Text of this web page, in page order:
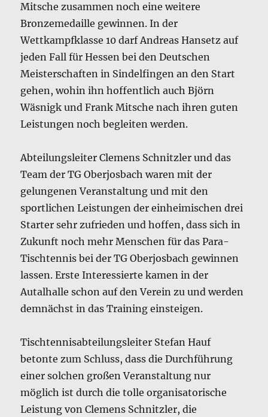
Mitsche zusammen noch eine weitere
Bronzemedaille gewinnen. In der
Wettkampfklasse 10 darf Andreas Hansetz auf
jeden Fall für Hessen bei den Deutschen
Meisterschaften in Sindelfingen an den Start
gehen, wohin ihn hoffentlich auch Björn
Wäsnigk und Frank Mitsche nach ihren guten
Leistungen noch begleiten werden.
Abteilungsleiter Clemens Schnitzler und das
Team der TG Oberjosbach waren mit der
gelungenen Veranstaltung und mit den
sportlichen Leistungen der einheimischen drei
Starter sehr zufrieden und hoffen, dass sich in
Zukunft noch mehr Menschen für das Para-
Tischtennis bei der TG Oberjosbach gewinnen
lassen. Erste Interessierte kamen in der
Autalhalle schon auf den Verein zu und werden
demnächst in das Training einsteigen.
Tischtennisabteilungsleiter Stefan Hauf
betonte zum Schluss, dass die Durchführung
einer solchen großen Veranstaltung nur
möglich ist durch die tolle organisatorische
Leistung von Clemens Schnitzler, die